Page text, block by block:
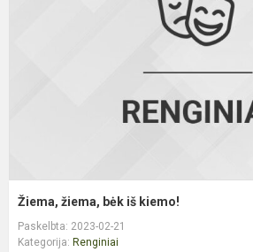
Žiema, žiema, bėk iš kiemo!
Paskelbta: 2023-02-21
Kategorija: Renginiai